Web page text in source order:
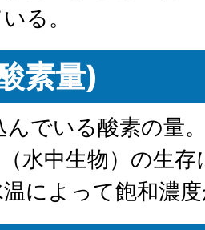
る。
素量)
んでいる酸素の量
水中生物）の生
によって飽和濃